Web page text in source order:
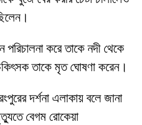
পরিচালনা করে তাকে নদী থেকে
তাকে মৃত ঘোষণা করেন।
দর্শনা এলাকায় বলে জানা
বেগম রোকেয়া